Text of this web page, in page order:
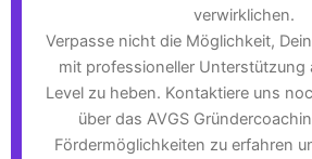
verwirklichen.
Verpasse nicht die Möglichkeit,
mit professioneller Unterstützung
Level zu heben. Kontaktiere uns
über das AVGS
Fördermöglichkeiten zu erfahren